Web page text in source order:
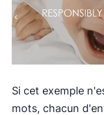
Si cet exemple
mots, chacun